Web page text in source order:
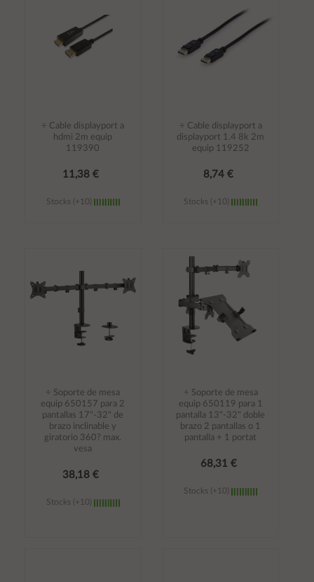
÷ Cable displayport a
hdmi 2m equip
119390
11,38 €
Stocks (+10)
carrito
÷ Cable displayport a
displayport 1.4 8k 2m
equip 119252
8,74 €
Stocks (+10)
carrito
÷ Soporte de mesa
equip 650157 para 2
pantallas 17"-32" de
brazo inclinable y
giratorio 360? max.
vesa
38,18 €
Stocks (+10)
÷ Soporte de mesa
equip 650119 para 1
pantalla 13"-32" doble
brazo 2 pantallas o 1
pantalla + 1 portat
68,31 €
Stocks (+10)